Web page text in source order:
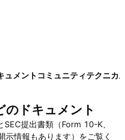
ュメント コミュニティテクニカ
のドキュメント
提出書類（Form 10-K、
情報もあります）をご覧く